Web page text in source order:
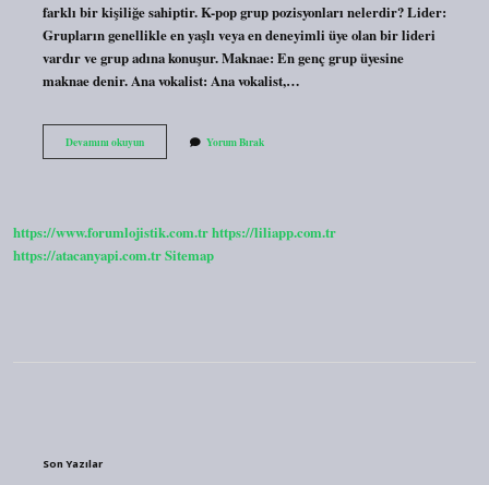
farklı bir kişiliğe sahiptir. K-pop grup pozisyonları nelerdir? Lider:
Grupların genellikle en yaşlı veya en deneyimli üye olan bir lideri
vardır ve grup adına konuşur. Maknae: En genç grup üyesine
maknae denir. Ana vokalist: Ana vokalist,…
Devamını okuyun4D
Kişilik
Yorum Bırak
https://www.forumlojistik.com.trhttps://liliapp.com.tr
https://atacanyapi.com.trSitemap
Son Yazılar